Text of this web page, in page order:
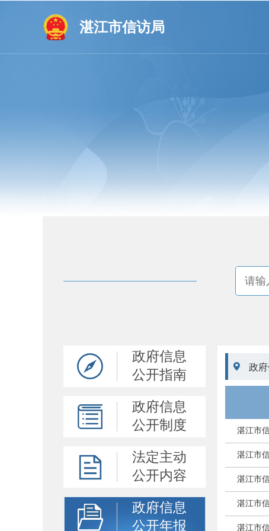
湛江市信访局
政府信息
公开指南
政府信息
公开制度
法定主动
公开内容
政府信息
公开年报
 政
湛江市
湛江市
湛江市
湛江市
湛江市